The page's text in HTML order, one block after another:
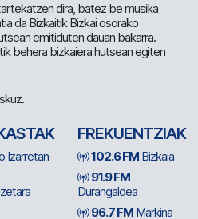
dira, batez be musika
da Bizkaitik Bizkai osorako
emitiduten dauan bakarra.
behera bizkaiera hutsean egiten
Izarretan
FREKUENTZIAK
102.6 FM Bizkaia
91.9 FM
Durangaldea
96.7 FM Markina